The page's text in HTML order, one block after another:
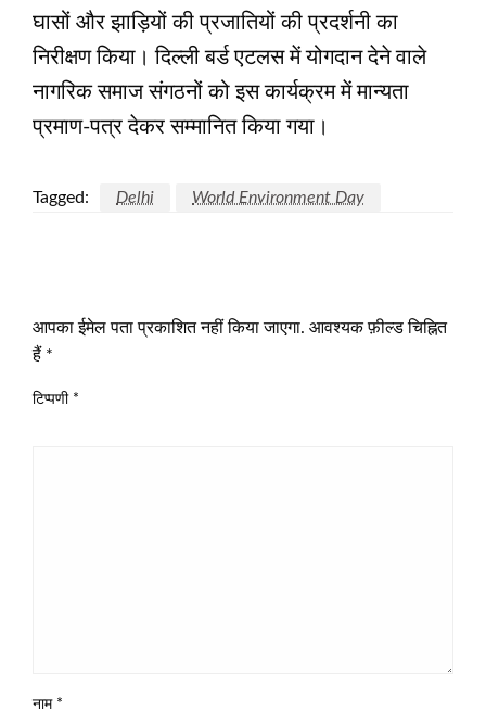
घासों और झाड़ियों की प्रजातियों की प्रदर्शनी का
निरीक्षण किया। दिल्ली बर्ड एटलस में योगदान देने वाले
नागरिक समाज संगठनों को इस कार्यक्रम में मान्यता
प्रमाण-पत्र देकर सम्मानित किया गया।
Tagged: Delhi World Environment Day
आपका ईमेल पता प्रकाशित नहीं किया जाएगा. आवश्यक फ़ील्ड चिह्नित
हैं *
टिप्पणी *
नाम *